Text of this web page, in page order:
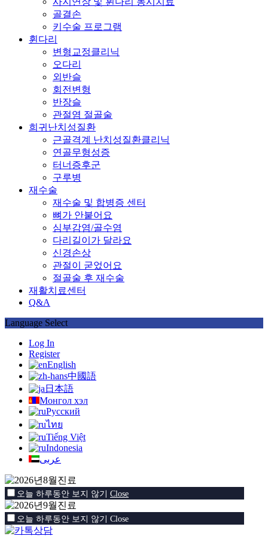
골결손
키수술 프로그램
휜다리
변형교정클리닉
오다리
외반슬
회전변형
반장슬
관절염 절골술
희귀난치성질환
근골격계 난치성질환클리닉
연골무형성증
터너증후군
구루병
재수술
재수술 및 합병증 센터
뼈가 안붙어요
심부감염/골수염
다리길이가 달라요
신경손상
관절이 굳었어요
절골술 후 재수술
재활치료센터
Q&A
Language Select
Log In
Register
English
中國語
日本語
Монгол хэл
Русский
ไทย
Tiếng Việt
Indonesia
عربى
오늘 하루동안 보지 않기 Close
오늘 하루동안 보지 않기 Close